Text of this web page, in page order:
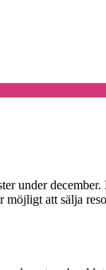
under
att sälja